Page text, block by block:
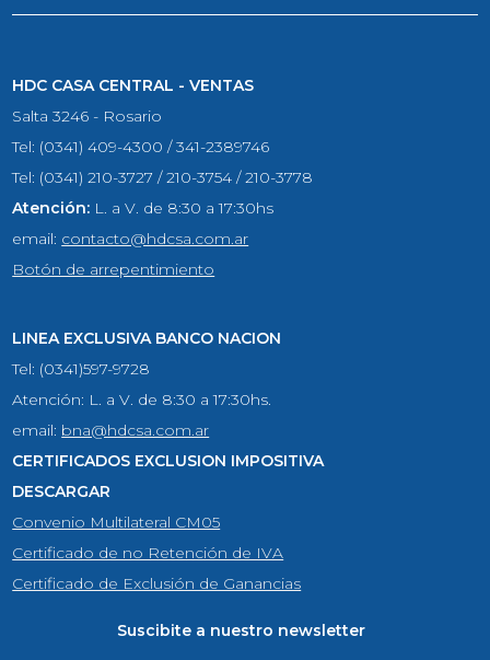
HDC CASA CENTRAL - VENTAS
Salta 3246 - Rosario
Tel: (0341) 409-4300 / 341-2389746
Tel: (0341) 210-3727 / 210-3754 / 210-3778
Atención: L. a V. de 8:30 a 17:30hs
email: contacto@hdcsa.com.ar
Botón de arrepentimiento
LINEA EXCLUSIVA BANCO NACION
Tel: (0341)597-9728
Atención: L. a V. de 8:30 a 17:30hs.
email: bna@hdcsa.com.ar
CERTIFICADOS EXCLUSION IMPOSITIVA
DESCARGAR
Convenio Multilateral CM05
Certificado de no Retención de IVA
Certificado de Exclusión de Ganancias
Suscibite a nuestro newsletter